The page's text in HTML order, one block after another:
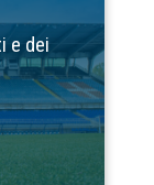
e dei